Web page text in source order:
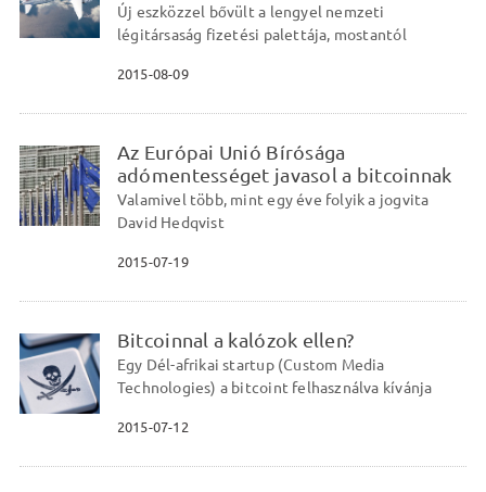
Új eszközzel bővült a lengyel nemzeti
légitársaság fizetési palettája, mostantól
2015-08-09
Az Európai Unió Bírósága
adómentességet javasol a bitcoinnak
Valamivel több, mint egy éve folyik a jogvita
David Hedqvist
2015-07-19
Bitcoinnal a kalózok ellen?
Egy Dél-afrikai startup (Custom Media
Technologies) a bitcoint felhasználva kívánja
2015-07-12